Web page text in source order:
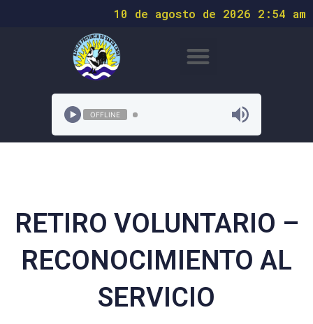
10 de agosto de 2026 2:54 am
OFFLINE
RETIRO VOLUNTARIO –
RECONOCIMIENTO AL
SERVICIO